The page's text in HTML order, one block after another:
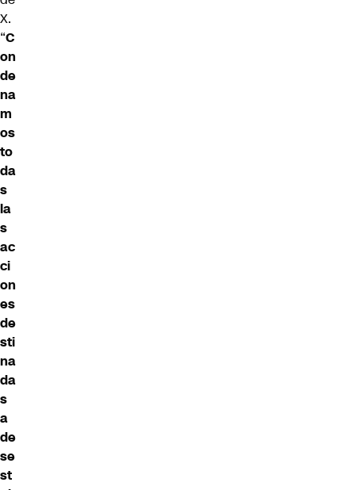
X.
“C
on
de
na
m
os
to
da
s
la
s
ac
ci
on
es
de
sti
na
da
s
a
de
se
st